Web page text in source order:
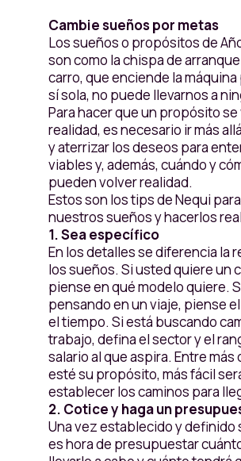
Cambie sueños por metas
Los sueños o propósitos de
son como la chispa de
carro, que enciende la
sí sola, no puede llevarnos a
Para hacer que un propósito se
realidad, es necesario ir más
y aterrizar los deseos para
viables y, además, cuándo y
pueden volver realidad.
Estos son los tips de Nequi
nuestros sueños y hacerlos
1. Sea específico
En los detalles se diferencia la
los sueños. Si usted quiere un
piense en qué modelo quiere.
pensando en un viaje, piense
el tiempo. Si está buscando
trabajo, defina el sector y el
salario al que aspira. Entre más
esté su propósito, más fácil
establecer los caminos para
2. Cotice y haga un
Una vez establecido y definido
es hora de presupuestar